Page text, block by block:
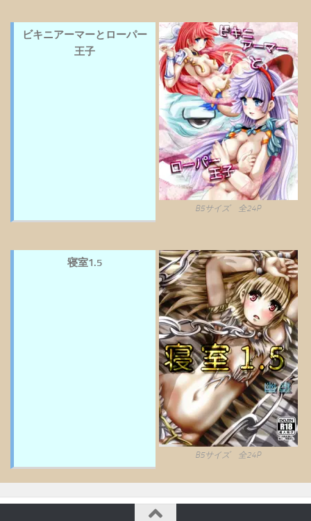
ビキニアーマーとローパー
王子
B5サイズ 全24P
寝室1.5
B5サイズ 全24P